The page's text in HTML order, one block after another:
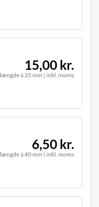
længde á 35 mm | inkl. moms
15,00 kr.
længde á 40 mm | inkl. moms
6,50 kr.